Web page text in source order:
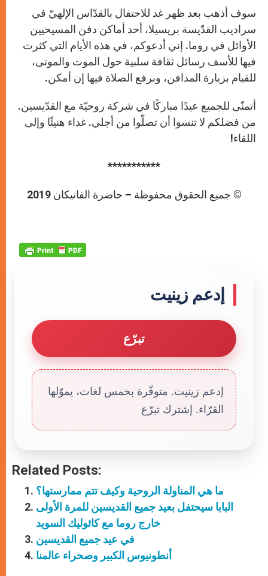
سوف أذهب بعد ظهر غد للاحتفال بالقدّاس الإلهيّ في
سراديب القدّيسة بريسيلا، أحد أماكن دفن المسيحيين
الأوائل في روما. إني أدعوكم، في هذه الأيام التي كثرت
فيها للأسف رسائل ثقافة سلبية حول الموت والموتى،
للقيام بزيارة المدافن، وبرفع الصلاة فيها إن أمكن.
أتمنّى للجميع عيدًا مباركًا في شركة روحيّة مع القدّيسين.
من فضلكم لا تنسوا أن تصلّوا من أجلي. غداء هنيئًا وإلى
اللقاء!
***********
© جميع الحقوق محفوظة – حاضرة الفاتيكان 2019
إدعم زينيت
تبرّع
إدعم زينيت. متوفّرة بخمس لغات، يموّلها
القرّاء. إشترك تبرّع
Related Posts:
ما هي المناولة الروحية وكيف تتم ممارستها؟
البابا سيحتفل بعيد جميع القديسين للمرة الأولى
خارج روما مع كاثوليك السويد
في عيد جميع القديسين
أنطونيوس الكبير وصحراء عالمنا